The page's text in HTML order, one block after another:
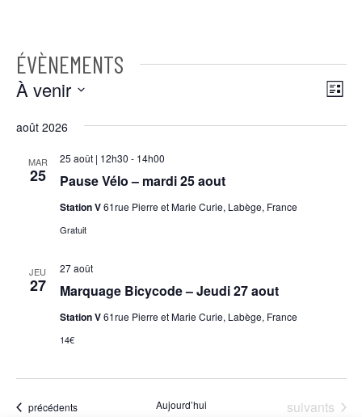
ÉVÈNEMENTS
DE
Liste
À venir
date.
août 2026
MAR
25 Pause Vélo – mardi 25 aout
25 août | 12h30 - 14h00
Station V61rue Pierre et Marie Curie, Labège, France
Gratuit
JEU
27 Marquage Bicycode – Jeudi 27 aout
27 août
Station V61rue Pierre et Marie Curie, Labège, France
14€
Évènements
précédents Aujourd’hui Évènements
suivants